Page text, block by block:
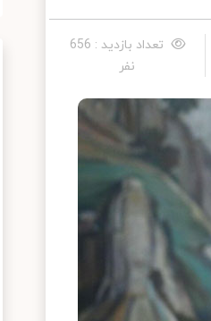
تعداد بازدید : 656
نفر